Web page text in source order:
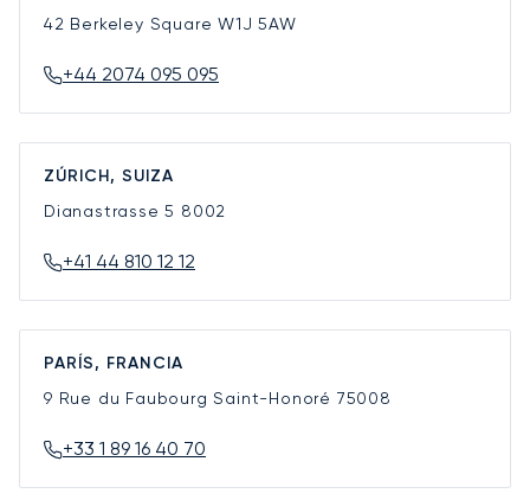
42 Berkeley SquareW1J 5AW
+44 2074 095 095
ZÚRICH, SUIZA
Dianastrasse 5 8002
+41 44 810 12 12
PARÍS, FRANCIA
9 Rue du Faubourg Saint-Honoré 75008
+33 1 89 16 40 70